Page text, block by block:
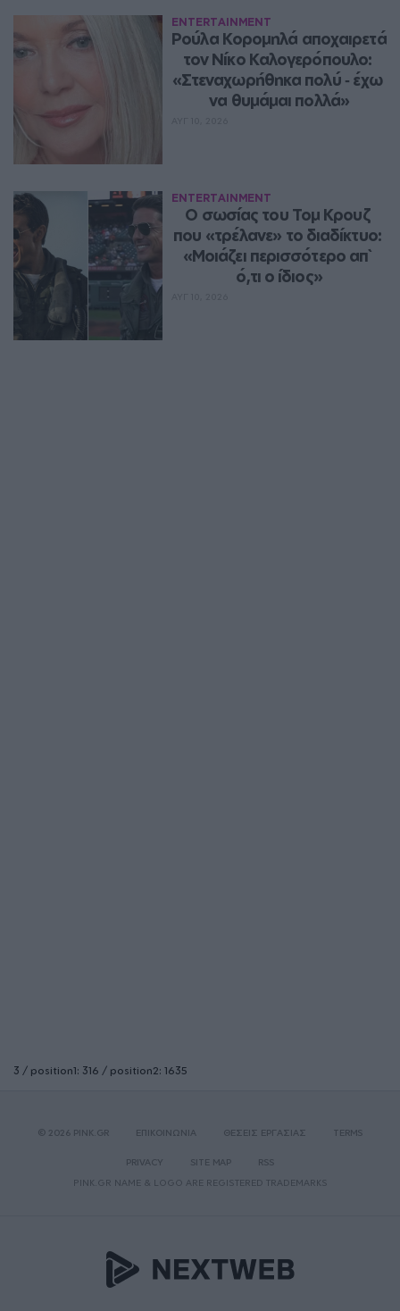
ENTERTAINMENT
Ρούλα Κορομηλά αποχαιρετά
τον Νίκο Καλογερόπουλο:
«Στεναχωρήθηκα πολύ ‑ έχω
να θυμάμαι πολλά»
ENTERTAINMENT
Ο σωσίας του Τομ Κρουζ
που «τρέλανε» το διαδίκτυο:
«Μοιάζει περισσότερο απ`
ό,τι ο ίδιος»
3 / position1: 316 / position2: 1635
© 2026 PINK.GR ΕΠΙΚΟΙΝΩΝΙΑ ΘΕΣΕΙΣ ΕΡΓΑΣΙΑΣ TERMS
PRIVACY SITE MAP
RSS
PINK.GR NAME & LOGO ARE REGISTERED TRADEMARKS